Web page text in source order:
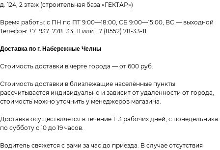
д. 124, 2 этаж (строительная база «ГЕКТАР»)
Время работы: с ПН по ПТ 9:00—18:00, СБ 9:00—15:00, ВС — выходной
Телефон: +7−937−778−33−11 или +7 (8552) 78-33-11
Доставка по г. Набережные Челны
Стоимость доставки в черте города — от 600 руб.
Стоимость доставки в близлежащие населённые пункты
рассчитывается индивидуально и зависит от удаленности от города,
стоимость можно уточнить у менеджеров магазина.
Доставка осуществляется в течение 1−3 рабочих дней, с понедельника
по субботу с 10 до 19 часов.
Водитель свяжется с вами за час до приезда. В случае отсутствия